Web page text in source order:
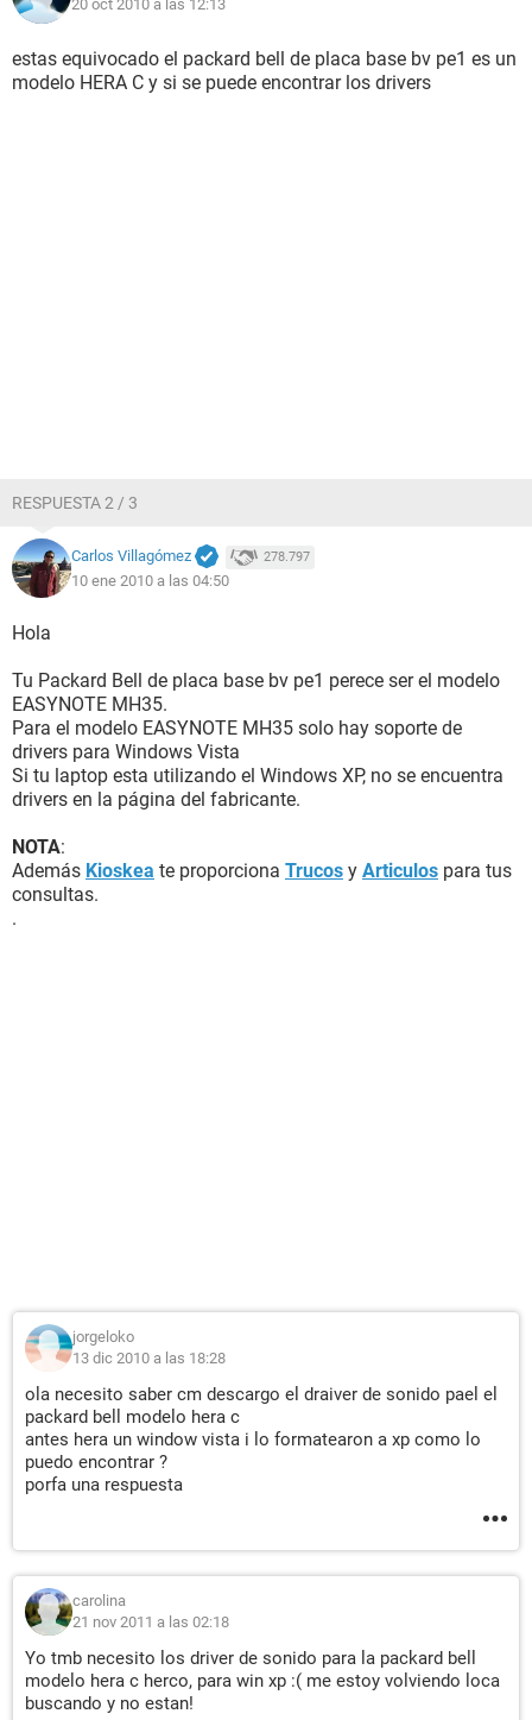
20 oct 2010 a las 12:13
estas equivocado el packard bell de placa base bv pe1 es un
modelo HERA C y si se puede encontrar los drivers
RESPUESTA 2 / 3
Carlos Villagómez 278.797
10 ene 2010 a las 04:50
Hola
Tu Packard Bell de placa base bv pe1 perece ser el modelo
EASYNOTE MH35.
Para el modelo EASYNOTE MH35 solo hay soporte de
drivers para Windows Vista
Si tu laptop esta utilizando el Windows XP, no se encuentra
drivers en la página del fabricante.
NOTA:
Además Kioskea te proporciona Trucos y Articulos para tus
consultas.
.
jorgeloko
13 dic 2010 a las 18:28
ola necesito saber cm descargo el draiver de sonido pael el
packard bell modelo hera c
antes hera un window vista i lo formatearon a xp como lo
puedo encontrar ?
porfa una respuesta
carolina
21 nov 2011 a las 02:18
Yo tmb necesito los driver de sonido para la packard bell
modelo hera c herco, para win xp :( me estoy volviendo loca
buscando y no estan!